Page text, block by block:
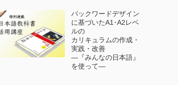
バックワードデザイン
に基づいたA1･A2レベ
ルの
カリキュラムの作成・
実践・改善
―『みんなの日本語』
を使って―